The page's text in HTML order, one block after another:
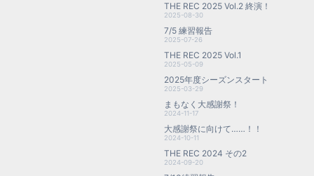
THE REC 2025 Vol.2 終演！
2025-08-30
7/5 練習報告
2025-07-26
THE REC 2025 Vol.1
2025-05-09
2025年度シーズンスタート
2025-03-29
まもなく大感謝祭！
2024-11-17
大感謝祭に向けて……！！
2024-10-11
THE REC 2024 その2
2024-09-20